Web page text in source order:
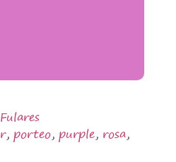
Fulares
, porteo, purple, rosa,